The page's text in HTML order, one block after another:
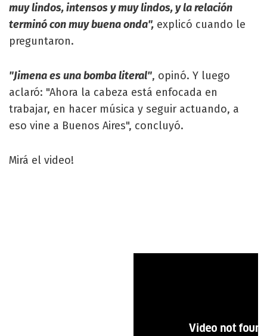
muy lindos, intensos y muy lindos, y la relación
terminó con muy buena onda", explicó cuando le
preguntaron.
"Jimena es una bomba literal", opinó. Y luego
aclaró: "Ahora la cabeza está enfocada en
trabajar, en hacer música y seguir actuando, a
eso vine a Buenos Aires", concluyó.
Mirá el video!